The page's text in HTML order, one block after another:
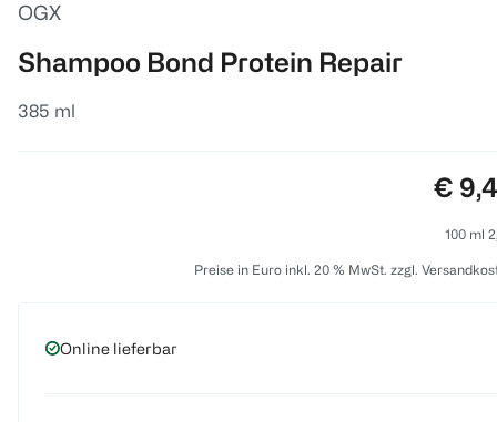
OGX
Shampoo Bond Protein Repair
385 ml
€
100 ml
Preise in Euro inkl. 20 % MwSt. zzgl.
Online lieferbar